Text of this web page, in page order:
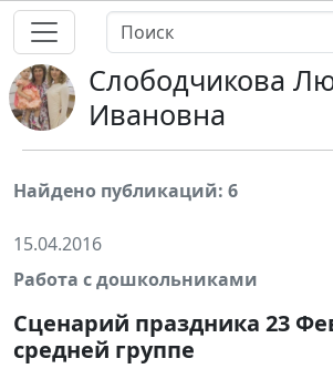
Слободчикова
Ивановна
Найдено публикаций: 6
15.04.2016
Работа с дошкольниками
Сценарий праздника 23
средней группе